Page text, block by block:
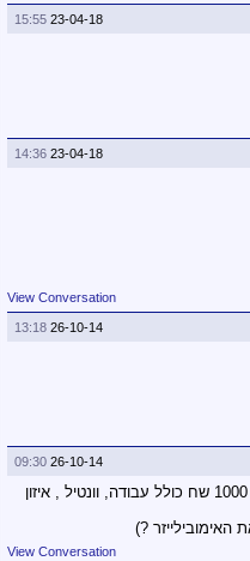
23-04-18
15:55
23-04-18
14:36
View Conversation
26-10-14
13:18
26-10-14
09:30
שלום רפי וסליחה שאני מציק לך כאן... רק אני סומך עליך יותר מאשר מי שכותב לי תשובות בפורום... איזה צמיג הייתה לוקח לפונטו (כולם 1000 שח כולל עבודה, וונטיל , איזון
View Conversation